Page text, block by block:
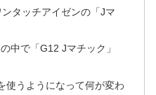
タッチアイゼンの「Jマ
中で「G12 Jマチック」
使うようになって何が変わ